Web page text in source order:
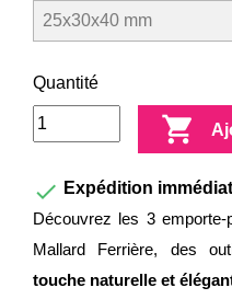
Quantité

 Expédition
Découvrez les 3
Mallard Ferrière, des
touche naturelle et